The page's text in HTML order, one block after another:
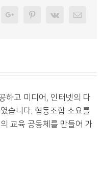
GoogleplusPinterest
Vk Email
하고 미디어, 인터넷의 다
습니다. 협동조합 소요를
교육 공동체를 만들어 가